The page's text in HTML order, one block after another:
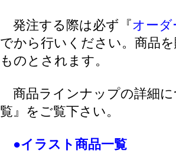
発注する際は必ず『オーダ
でから行いください。商品
ものとされます。
商品ラインナップの詳細
覧』をご覧下さい。
●イラスト商品一覧